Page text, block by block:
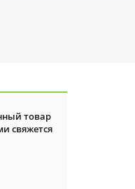
товар
свяжется